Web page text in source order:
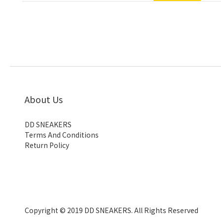
About Us
DD SNEAKERS
Terms And Conditions
Return Policy
Copyright © 2019 DD SNEAKERS. All Rights Reserved